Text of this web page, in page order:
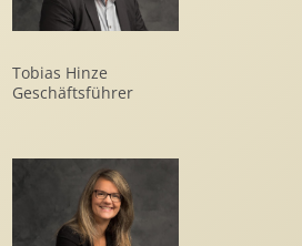
Tobias Hinze
Geschäftsführer